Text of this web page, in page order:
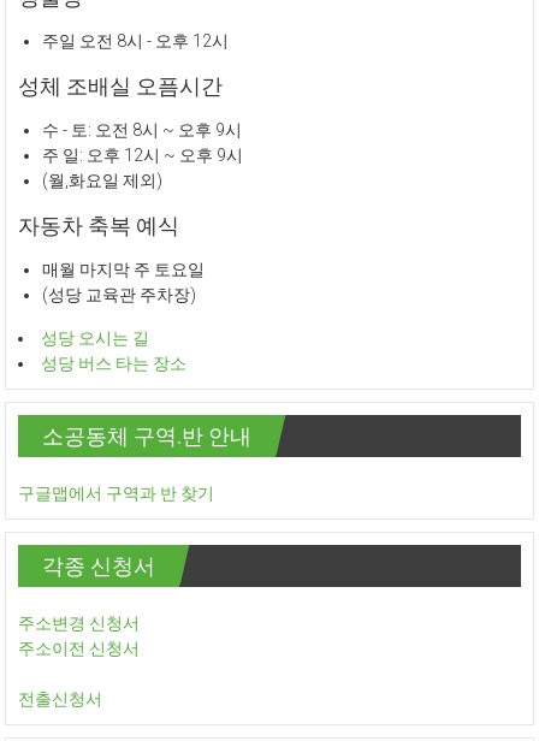
주일 오전 8시 - 오후 12시
성체 조배실 오픔시간
수 - 토: 오전 8시 ~ 오후 9시
주 일: 오후 12시 ~ 오후 9시
(월,화요일 제외)
자동차 축복 예식
매월 마지막 주 토요일
(성당 교육관 주차장)
성당 오시는 길
성당 버스 타는 장소
소공동체 구역.반 안내
구글맵에서 구역과 반 찾기
각종 신청서
주소변경 신청서
주소이전 신청서
전출신청서